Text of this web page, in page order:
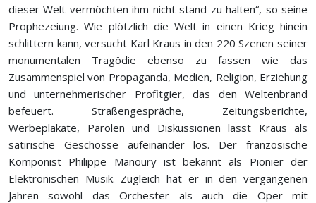
dieser Welt vermöchten ihm nicht stand zu halten“, so seine
Prophezeiung. Wie plötzlich die Welt in einen Krieg hinein
schlittern kann, versucht Karl Kraus in den 220 Szenen seiner
monumentalen Tragödie ebenso zu fassen wie das
Zusammenspiel von Propaganda, Medien, Religion, Erziehung
und unternehmerischer Profitgier, das den Weltenbrand
befeuert. Straßengespräche, Zeitungsberichte,
Werbeplakate, Parolen und Diskussionen lässt Kraus als
satirische Geschosse aufeinander los. Der französische
Komponist Philippe Manoury ist bekannt als Pionier der
Elektronischen Musik. Zugleich hat er in den vergangenen
Jahren sowohl das Orchester als auch die Oper mit